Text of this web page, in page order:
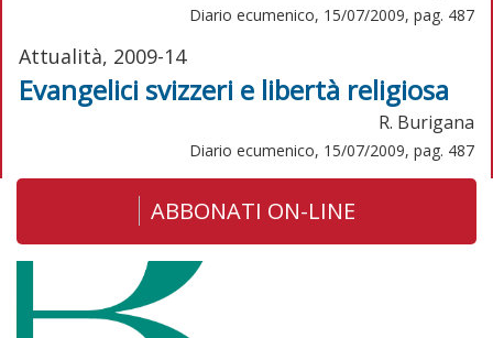
Diario ecumenico, 15/07/2009, pag. 487
Attualità, 2009-14
Evangelici svizzeri e libertà religiosa
R. Burigana
Diario ecumenico, 15/07/2009, pag. 487
ABBONATI ON-LINE